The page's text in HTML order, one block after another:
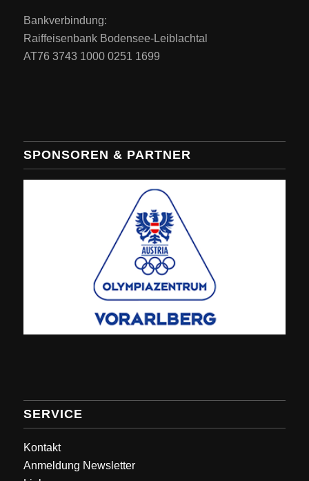
Bankverbindung:
Raiffeisenbank Bodensee-Leiblachtal
AT76 3743 1000 0251 1699
SPONSOREN & PARTNER
SERVICE
Kontakt
Anmeldung Newsletter